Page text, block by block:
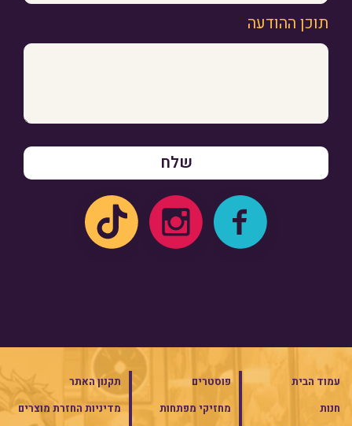
תוכן ההודעה
עמוד הבית
חנות
פוסטרים
מחזיקי מפתחות
תקנון האתר
מדיניות החזרת מוצרים